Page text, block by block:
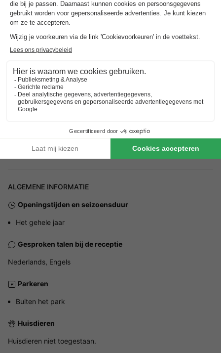
Maastrichterweg 1a
ALGEMENE INFORMATIE
Openingstijden en seizoensduur
Het gehele jaar
Gesproken talen bij de receptie
Nederlands, Engels
Parkeren
Buiten het park
Huisdieren
Huisdieren niet toegestaan.